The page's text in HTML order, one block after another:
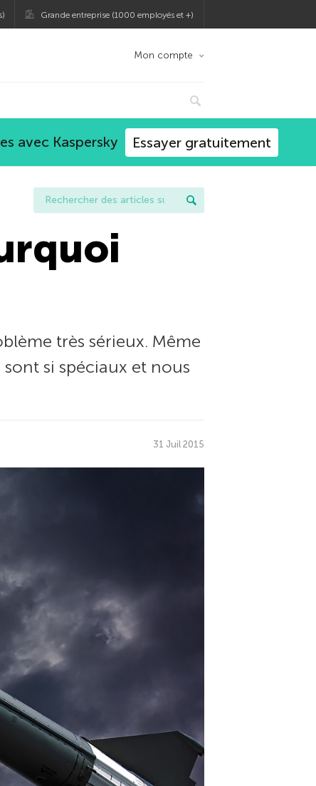
Grande entreprise (1000 employés et +)
Mon compte
avec Kaspersky Essayer gratuitement
très sérieux. Même
si spéciaux et nous
31 Juil 2015